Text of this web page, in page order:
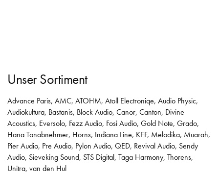
Unser Sortiment
Advance Paris, AMC, ATOHM, Atoll Electroniqe, Audio Physic,
Audiokultura, Bastanis, Block Audio, Canor, Canton, Divine
Acoustics, Eversolo, Fezz Audio, Fosi Audio, Gold Note, Grado,
Hana Tonabnehmer, Horns, Indiana Line, KEF, Melodika, Muarah,
Pier Audio, Pre Audio, Pylon Audio, QED, Revival Audio, Sendy
Audio, Sieveking Sound, STS Digital, Taga Harmony, Thorens,
Unitra, van den Hul